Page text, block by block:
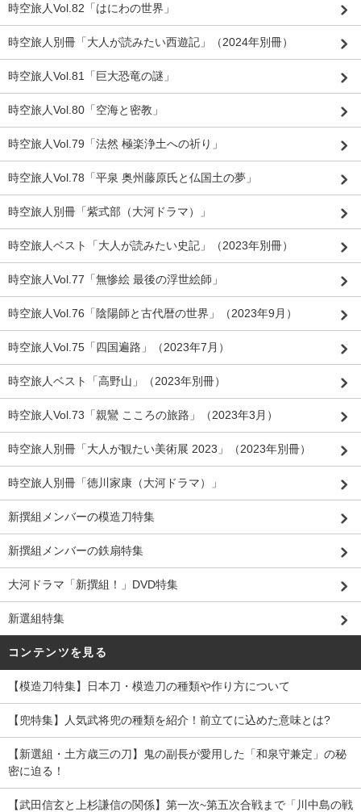
時空旅人Vol.82「はにわの世界」
時空旅人別冊「大人が読みたい西遊記」（2024年別冊）
時空旅人Vol.81「巨大恐竜の謎」
時空旅人Vol.80「空海と密教」
時空旅人Vol.79「法然 極楽浄土への祈り」
時空旅人Vol.78「平泉 奥州藤原氏と仏国土の夢」
時空旅人別冊「紫式部（大河ドラマ）」
時空旅人ベスト「大人が読みたい史記」（2023年別冊）
時空旅人Vol.77「無惨絵 最後の浮世絵師」
時空旅人Vol.76「陰陽師と古代暦の世界」（2023年9月）
時空旅人Vol.75「四国遍路」（2023年7月）
時空旅人ベスト「高野山」（2023年別冊）
時空旅人Vol.73「親鸞 こころの旅路」（2023年3月）
時空旅人別冊「大人が観たい美術展 2023」（2023年別冊）
時空旅人別冊「徳川家康（大河ドラマ）」
新撰組メンバーの模造刀特集
新撰組メンバーの鉄扇特集
大河ドラマ「新撰組！」DVD特集
新選組特集
コンテンツを見る
【模造刀特集】日本刀・模造刀の種類や作り方について
【兜特集】人気武将兜の種類を紹介！前立てに込めた意味とは?
【新選組・土方歳三の刀】鬼の副長が愛用した「和泉守兼定」の秘
密に迫る！
【武田信玄と上杉謙信の関係】第一次~第五次合戦まで「川中島の戦